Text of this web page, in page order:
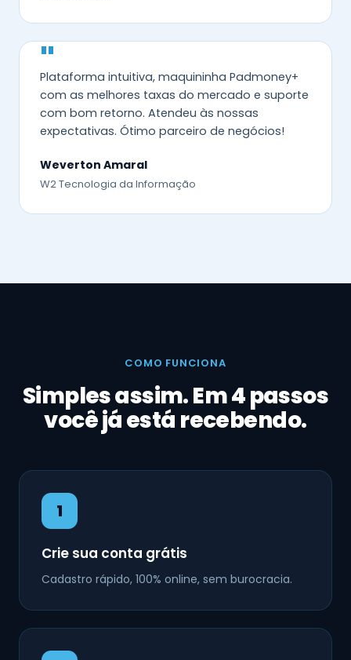
"
Plataforma intuitiva, maquininha Padmoney+
com as melhores taxas do mercado e suporte
com bom retorno. Atendeu às nossas
expectativas. Ótimo parceiro de negócios!
Weverton Amaral
W2 Tecnologia da Informação
COMO FUNCIONA
Simples assim. Em 4 passos
você já está recebendo.
1
Crie sua conta grátis
Cadastro rápido, 100% online, sem burocracia.